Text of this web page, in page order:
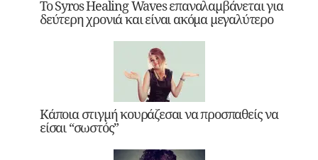
Το Syros Healing Waves επαναλαμβάνεται για
δεύτερη χρονιά και είναι ακόμα μεγαλύτερο
Κάποια στιγμή κουράζεσαι να προσπαθείς να
είσαι “σωστός”